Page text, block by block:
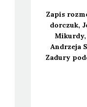
Zapis
dor­czuk,
Mikur­dy,
Andrze­ja
Zadu­ry